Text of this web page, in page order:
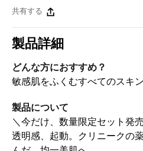
共有する
製品詳細
どんな方におすすめ？
敏感肌をふくむすべてのスキ
製品について
＼今だけ、数量限定セット発
透明感、起動。クリニークの